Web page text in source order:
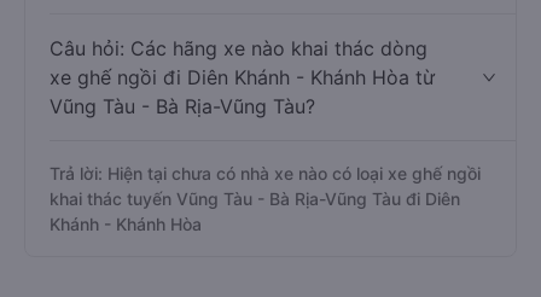
Câu hỏi: Các hãng xe nào khai thác dòng
xe ghế ngồi đi Diên Khánh - Khánh Hòa từ
Vũng Tàu - Bà Rịa-Vũng Tàu?
Trả lời: Hiện tại chưa có nhà xe nào có loại xe ghế ngồi
khai thác tuyến Vũng Tàu - Bà Rịa-Vũng Tàu đi Diên
Khánh - Khánh Hòa